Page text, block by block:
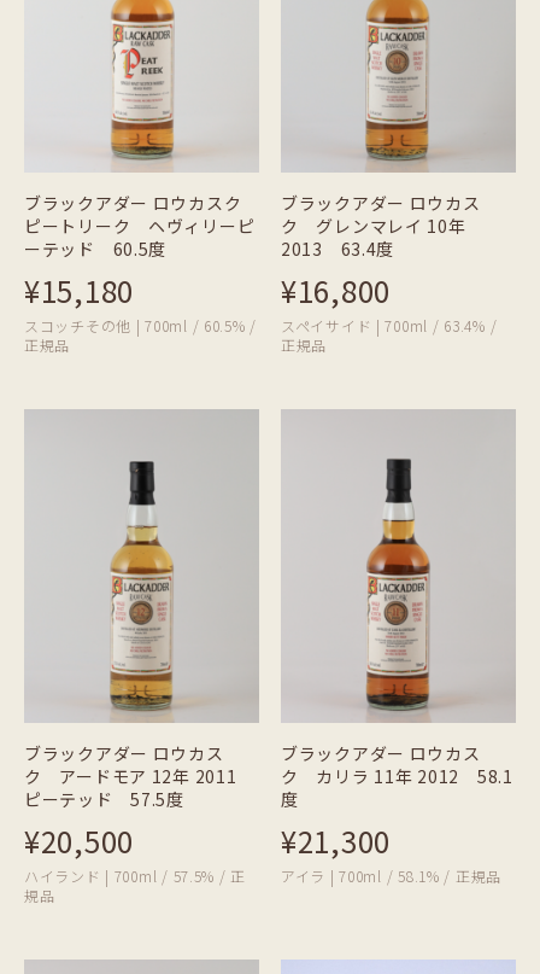
ブラックアダー ロウカスク
ピートリーク ヘヴィリーピ
ーテッド 60.5度
¥15,180
スコッチその他 | 700ml / 60.5% /
正規品
ブラックアダー ロウカス
ク グレンマレイ 10年
2013 63.4度
¥16,800
スペイサイド | 700ml / 63.4% /
正規品
ブラックアダー ロウカス
ク アードモア 12年 2011
ピーテッド 57.5度
¥20,500
ハイランド | 700ml / 57.5% / 正
規品
ブラックアダー ロウカス
ク カリラ 11年 2012 58.1
度
¥21,300
アイラ | 700ml / 58.1% / 正規品